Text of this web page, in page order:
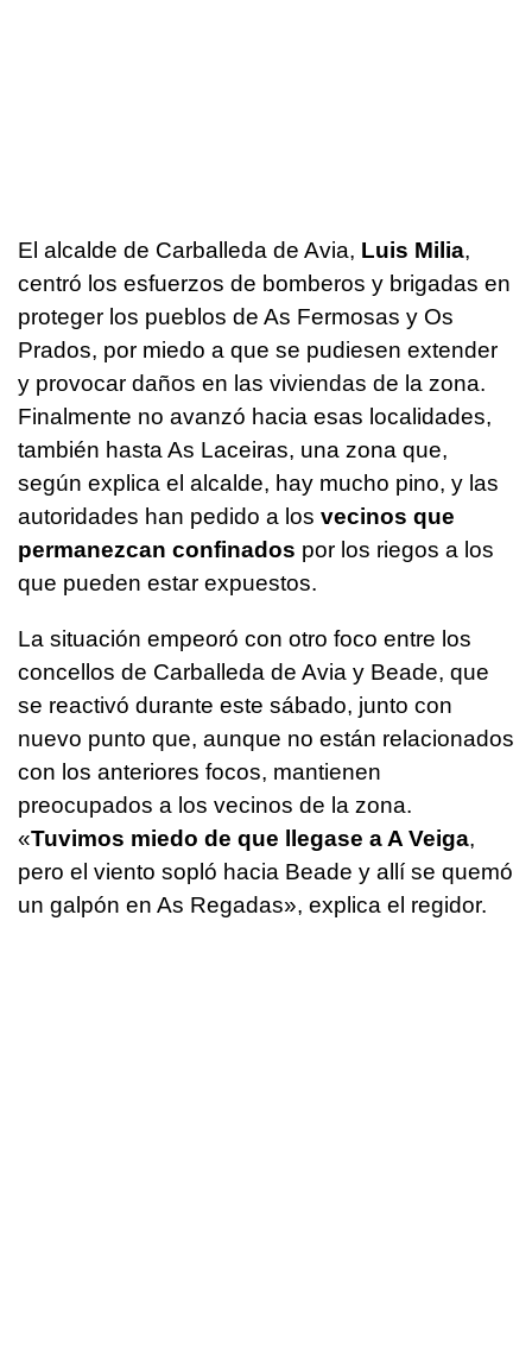
El alcalde de Carballeda de Avia, Luis Milia,
centró los esfuerzos de bomberos y brigadas en
proteger los pueblos de As Fermosas y Os
Prados, por miedo a que se pudiesen extender
y provocar daños en las viviendas de la zona.
Finalmente no avanzó hacia esas localidades,
también hasta As Laceiras, una zona que,
según explica el alcalde, hay mucho pino, y las
autoridades han pedido a los vecinos que
permanezcan confinados por los riegos a los
que pueden estar expuestos.
La situación empeoró con otro foco entre los
concellos de Carballeda de Avia y Beade, que
se reactivó durante este sábado, junto con
nuevo punto que, aunque no están relacionados
con los anteriores focos, mantienen
preocupados a los vecinos de la zona.
«Tuvimos miedo de que llegase a A Veiga,
pero el viento sopló hacia Beade y allí se quemó
un galpón en As Regadas», explica el regidor.